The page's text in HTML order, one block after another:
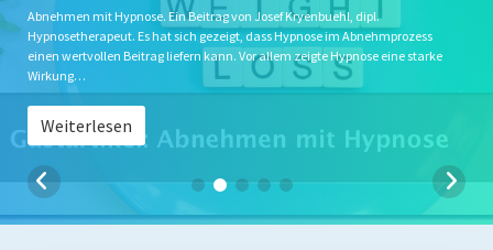
Podcast
English
Einkaufsliste
Paleo-Einkaufsliste.de
Literatur
Coaching
Shop
Abnehmen mit Hypnose. Ein Beitrag von Josef Kryenbuehl, dipl.
Hypnosetherapeut. Es hat sich gezeigt, dass Hypnose im Abnehmprozess
einen wertvollen Beitrag liefern kann. Vor allem zeigte Hypnose eine starke
Wirkung…
Weiterlesen